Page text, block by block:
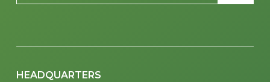
HEADQUARTERS